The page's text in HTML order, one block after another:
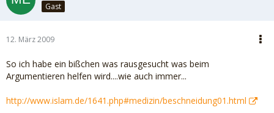
Gast
12. März 2009
So ich habe ein bißchen was rausgesucht was beim
Argumentieren helfen wird....wie auch immer...
http://www.islam.de/1641.php#medizin/beschneidung01.html